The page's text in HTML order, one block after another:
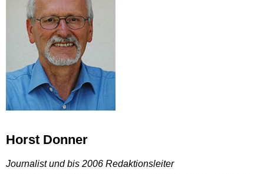
Horst Donner
Journalist und bis 2006 Redaktionsleiter